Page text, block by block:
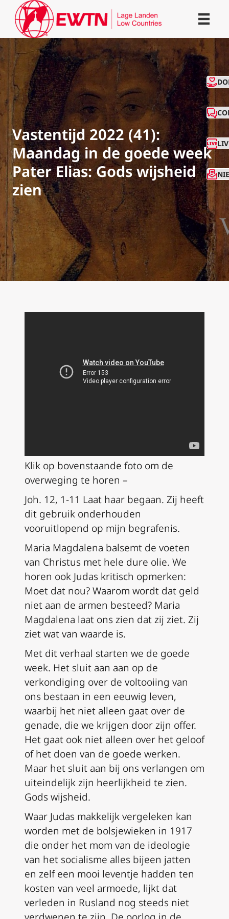
Vastentijd 2022 (41):
Maandag in de goede week
Pater Elias: Gods wijsheid
zien
Klik op bovenstaande foto om de
overweging te horen –
Joh. 12, 1-11 Laat haar begaan. Zij heeft
dit gebruik onderhouden
vooruitlopend op mijn begrafenis.
Maria Magdalena balsemt de voeten
van Christus met hele dure olie. We
horen ook Judas kritisch opmerken:
Moet dat nou? Waarom wordt dat geld
niet aan de armen besteed? Maria
Magdalena laat ons zien dat zij ziet. Zij
ziet wat van waarde is.
Met dit verhaal starten we de goede
week. Het sluit aan aan op de
verkondiging over de voltooiing van
ons bestaan in een eeuwig leven,
waarbij het niet alleen gaat over de
genade, die we krijgen door zijn offer.
Het gaat ook niet alleen over het geloof
of het doen van de goede werken.
Maar het sluit aan bij ons verlangen om
uiteindelijk zijn heerlijkheid te zien.
Gods wijsheid.
Waar Judas makkelijk vergeleken kan
worden met de bolsjewieken in 1917
die onder het mom van de ideologie
van het socialisme alles bijeen jatten
en zelf een mooi leventje hadden ten
kosten van veel armoede, lijkt dat
verleden in Rusland nog steeds niet